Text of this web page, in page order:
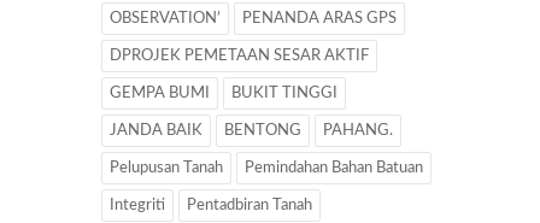
OBSERVATION’ PENANDA ARAS GPS
DPROJEK PEMETAAN SESAR AKTIF
GEMPA BUMI BUKIT TINGGI
JANDA BAIK BENTONG PAHANG.
Pelupusan Tanah Pemindahan Bahan Batuan
Integriti Pentadbiran Tanah